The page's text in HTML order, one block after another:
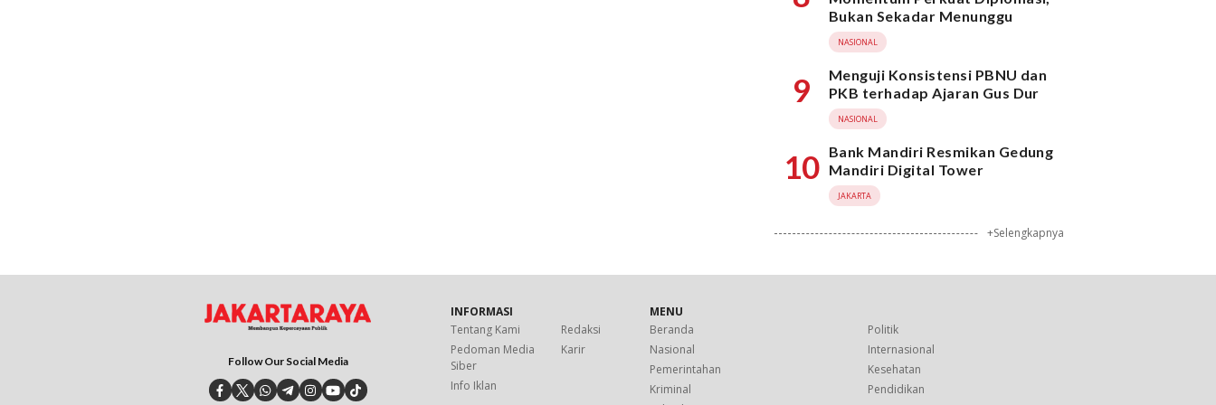
Bukan Sekadar Menunggu
NASIONAL
9
Menguji Konsistensi PBNU dan
PKB terhadap Ajaran Gus Dur
NASIONAL
10 Bank Mandiri Resmikan Gedung
Mandiri Digital Tower
JAKARTA
+Selengkapnya
Follow Our Social Media
INFORMASI
Tentang Kami
Redaksi
Pedoman Media
Siber
Karir
Info Iklan
MENU
Beranda
Politik
Nasional
Internasional
Pemerintahan
Kesehatan
Kriminal
Pendidikan